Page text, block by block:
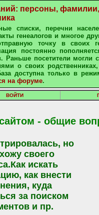
персоны, фамилии,
списки, перечни
генеалогов и многое
точку в своих
постоянно
Раньше посетители могли
о своих
доступна только в
на форуме.
ВОЙТИ
- общие
но
своего
искать
как внести
куда
за поиском
и пр.